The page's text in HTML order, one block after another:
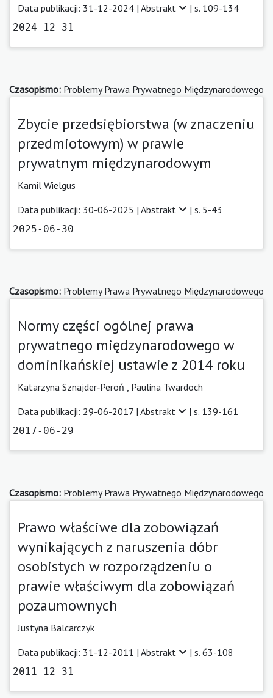
Data publikacji: 31-12-2024 | Abstrakt | s. 109-134
2024-12-31
Czasopismo: Problemy Prawa Prywatnego Międzynarodowego
Zbycie przedsiębiorstwa (w znaczeniu
przedmiotowym) w prawie
prywatnym międzynarodowym
Kamil Wielgus
Data publikacji: 30-06-2025 | Abstrakt | s. 5-43
2025-06-30
Czasopismo: Problemy Prawa Prywatnego Międzynarodowego
Normy części ogólnej prawa
prywatnego międzynarodowego w
dominikańskiej ustawie z 2014 roku
Katarzyna Sznajder‑Peroń , Paulina Twardoch
Data publikacji: 29-06-2017 | Abstrakt | s. 139-161
2017-06-29
Czasopismo: Problemy Prawa Prywatnego Międzynarodowego
Prawo właściwe dla zobowiązań
wynikających z naruszenia dóbr
osobistych w rozporządzeniu o
prawie właściwym dla zobowiązań
pozaumownych
Justyna Balcarczyk
Data publikacji: 31-12-2011 | Abstrakt | s. 63-108
2011-12-31